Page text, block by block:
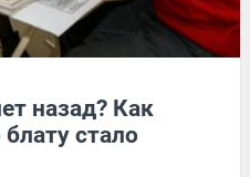
назад? Как
стало